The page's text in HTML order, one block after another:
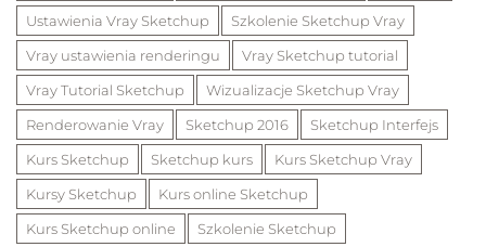
Ustawienia Vray Sketchup
Szkolenie Sketchup Vray
Vray ustawienia renderingu
Vray Sketchup tutorial
Vray Tutorial Sketchup
Wizualizacje Sketchup Vray
Renderowanie Vray
Sketchup 2016
Sketchup Interfejs
Kurs Sketchup
Sketchup kurs
Kurs Sketchup Vray
Kursy Sketchup
Kurs online Sketchup
Kurs Sketchup online
Szkolenie Sketchup